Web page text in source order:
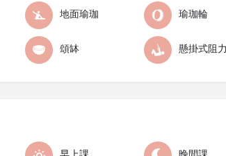
地面瑜珈 瑜珈輪
頌缽